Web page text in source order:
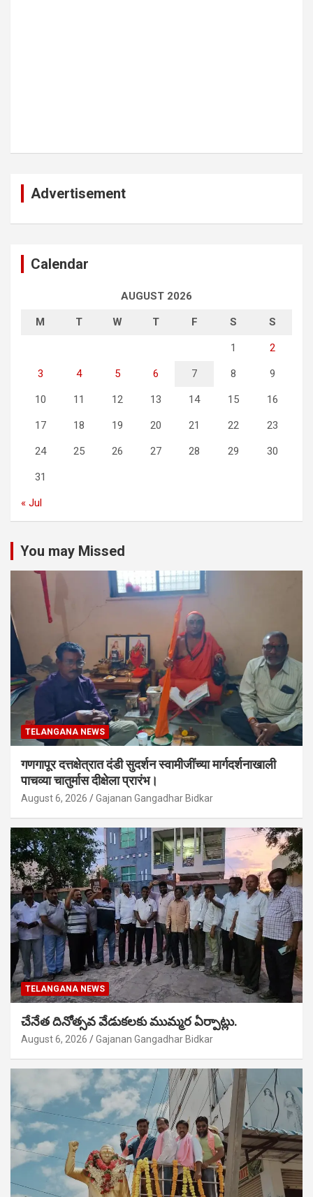
Advertisement
Calendar
AUGUST 2026
M T W T F S S
1 2
3 4 5 6 7 8 9
10 11 12 13 14 15 16
17 18 19 20 21 22 23
24 25 26 27 28 29 30
31
« Jul
You may Missed
TELANGANA NEWS
गणगापूर दत्तक्षेत्रात दंडी सुदर्शन स्वामीजींच्या मार्गदर्शनाखाली
पाचव्या चातुर्मास दीक्षेला प्रारंभ।
August 6, 2026 Gajanan Gangadhar Bidkar
TELANGANA NEWS
చేనేత దినోత్సవ వేడుకలకు ముమ్మర ఏర్పాట్లు.
August 6, 2026 Gajanan Gangadhar Bidkar